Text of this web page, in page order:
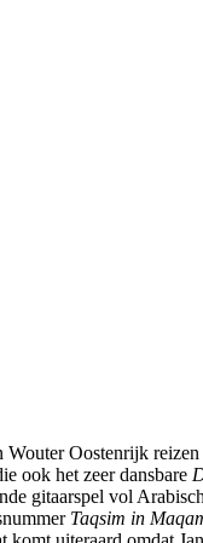
Oostenrijk
ook het zeer dansbare
gitaarspel vol
Taqsim in